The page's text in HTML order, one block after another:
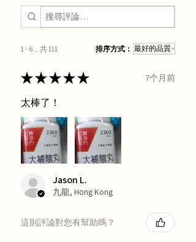
1 - 6，共 111 排序方式：
★★★★★ 7个月前
太棒了！
Jason L.
九龍, Hong Kong
這則評論對您有幫助嗎？